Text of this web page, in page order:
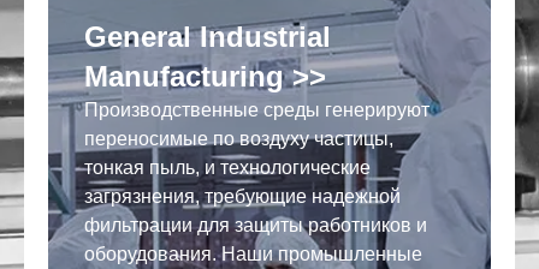
General Industrial
Manufacturing >>
Производственные среды генерируют
переносимые по воздуху частицы,
тонкая пыль, и технологические
загрязнения, требующие надежной
фильтрации для защиты работников и
оборудования. Наши промышленные